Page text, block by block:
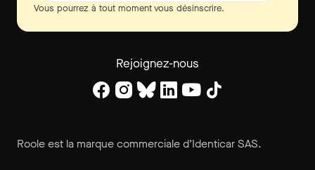
Vous pourrez à tout moment vous désinscrire.
Rejoignez-nous
Roole est la marque commerciale d’Identicar SAS.